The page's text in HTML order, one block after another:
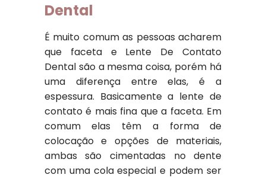
Dental
É muito comum as pessoas acharem
que faceta e Lente De Contato
Dental são a mesma coisa, porém há
uma diferença entre elas, é a
espessura. Basicamente a lente de
contato é mais fina que a faceta. Em
comum elas têm a forma de
colocação e opções de materiais,
ambas são cimentadas no dente
com uma cola especial e podem ser